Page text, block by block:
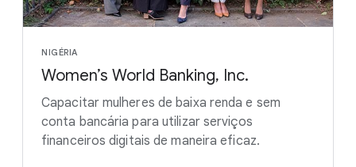
NIGÉRIA
Women’s World Banking, Inc.
Capacitar mulheres de baixa renda e sem
conta bancária para utilizar serviços
financeiros digitais de maneira eficaz.